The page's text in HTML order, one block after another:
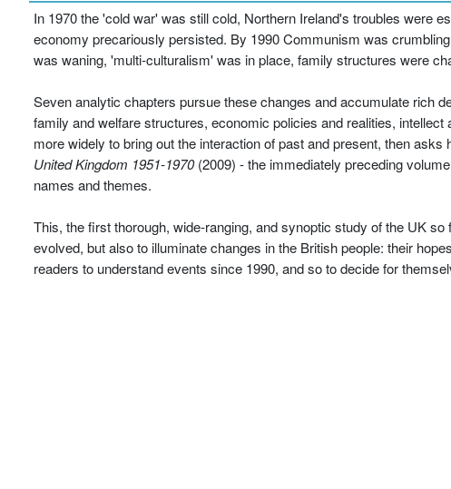
In 1970 the 'cold war' was still cold, Northern Ireland's troubles were
economy precariously persisted. By 1990 Communism was
was waning, 'multi-culturalism' was in place, family structures were
Seven analytic chapters pursue these changes and accumulate rich
family and welfare structures, economic policies and realities,
more widely to bring out the interaction of past and present, then
United Kingdom 1951-1970(2009) - the immediately preceding
names and themes.
This, the first thorough, wide-ranging, and synoptic study of the UK
evolved, but also to illuminate changes in the British people: their
readers to understand events since 1990, and so to decide for